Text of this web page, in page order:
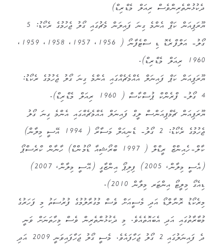
ދެކުޅުންތެރިންވެސް ރިއަލް މެޑްރިޑް)
ޔޫރަޕިއަން ކަޕް އެންމެ ގިނަ ފައިލަން މެޗުގައި ގޯލު ޖެހުމުގެ ރެކޯޑު: 5
ގޯލު- އަލްފްރެޑޮ ޑި ސްޓެފާނޯ ( 1956، 1957، 1958، 1959،
1960 ރިއަލް މެޑްރިޑް).
ޔޫރަޕިއަން ކަޕް ފައިނަލް އެއްމެޗެއްގައި އެންމެ ގިނަ ގޯލު ޖެހުމުގެ ރެކޯޑު:
4 ގޯލު- ފްރެންކް ޕުސްކާސް ( 1960 ރިއަލް މެޑްރިޑް).
ޔޫރަޕިއަން ޗެމްޕިއަންސް ލީގް ފައިނަލް އެއްމެޗެއްގައި އެންމެ ގިނަ ގޯލު
ޖެހުމުގެ ރެކޯޑު: 2 ގޯލު- ޑެނިއަލް މަސާރޯ ( 1994 އޭސީ މިލާން)
ކާލް-ހެއިންޒް ރީޑްލް ( 1997 ބްރޯޝިއާ ޑޯމުންޑް) ހާނާން ކްރެސްޕޯ
(އެސީ މިލާން، 2005) ފިލިޕޯ އިންޒާގީ (އޭސީ މިލާން، 2007)
ޑިއެގޯ މިލީޓޯ އިންޓަރ މިލާން 2010).
މިރެކޯޑު ރޮނާލްޑޯ އަދި މެސީއަށް ވެސް މުގުރާލުމުގެ ފުރުސަތު މި ފަހަރުގެ
މުބާރާތުގައި އަދި އެބައޮތެއެވެ. މި ދެކުޅުންތެރިން ވެސް މިހާތަނަށް ވަނީ
ދެ ފައިނަލުގައި 2 ގޯލު ޖަހާފައެވެ. މެސީ ގޯލު ޖަހާފައިވަނީ 2009 އަދި